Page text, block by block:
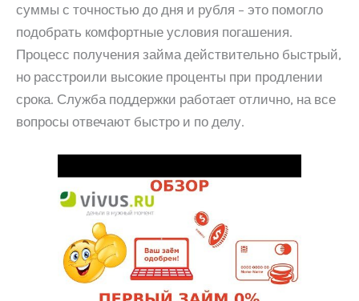
суммы с точностью до дня и рубля – это помогло
подобрать комфортные условия погашения.
Процесс получения займа действительно быстрый,
но расстроили высокие проценты при продлении
срока. Служба поддержки работает отлично, на все
вопросы отвечают быстро и по делу.